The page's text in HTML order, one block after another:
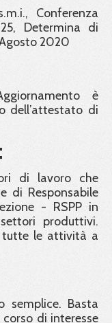
Conferenza
Determina di
2020
è
dell’attestato di
di lavoro che
di Responsabile
- RSPP in
produttivi.
tutte le attività a
semplice. Basta
di interesse